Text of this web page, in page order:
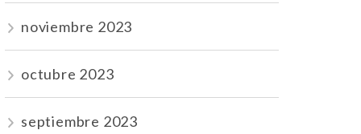
noviembre 2023
octubre 2023
septiembre 2023